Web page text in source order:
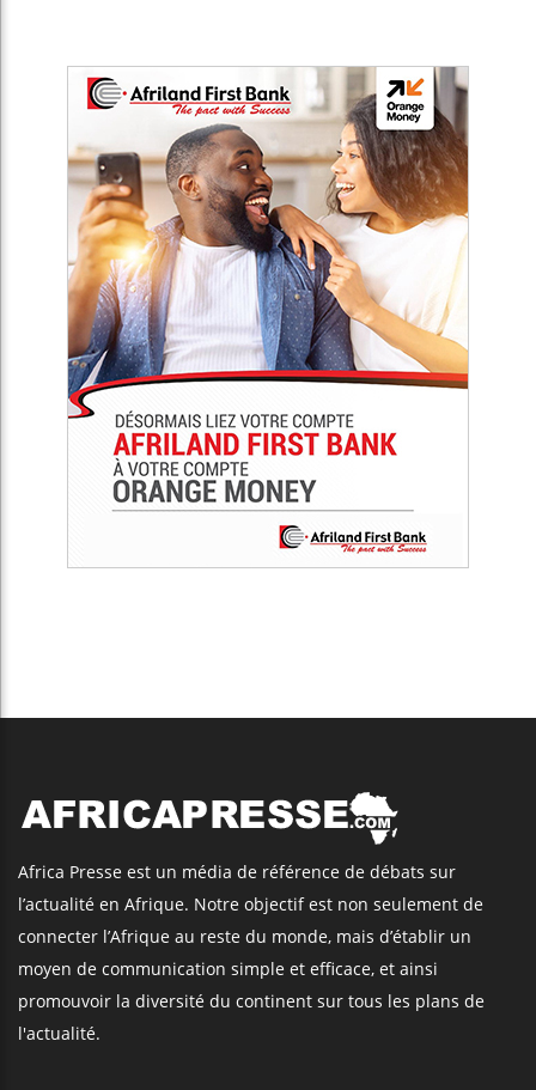
Africa Presse est un média de référence de débats sur
l’actualité en Afrique. Notre objectif est non seulement de
connecter l’Afrique au reste du monde, mais d’établir un
moyen de communication simple et efficace, et ainsi
promouvoir la diversité du continent sur tous les plans de
l'actualité.